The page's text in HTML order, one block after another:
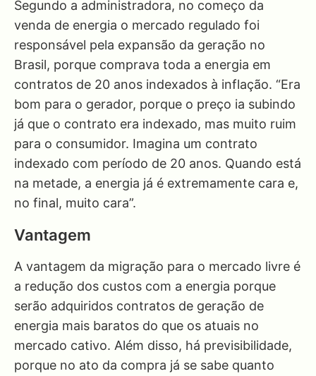
Segundo a administradora, no começo da
venda de energia o mercado regulado foi
responsável pela expansão da geração no
Brasil, porque comprava toda a energia em
contratos de 20 anos indexados à inflação. “Era
bom para o gerador, porque o preço ia subindo
já que o contrato era indexado, mas muito ruim
para o consumidor. Imagina um contrato
indexado com período de 20 anos. Quando está
na metade, a energia já é extremamente cara e,
no final, muito cara”.
Vantagem
A vantagem da migração para o mercado livre é
a redução dos custos com a energia porque
serão adquiridos contratos de geração de
energia mais baratos do que os atuais no
mercado cativo. Além disso, há previsibilidade,
porque no ato da compra já se sabe quanto